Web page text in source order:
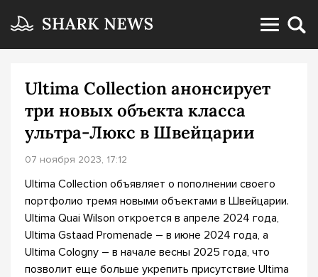
Ultima Collection анонсирует
три новых объекта класса
ультра-Люкс в Швейцарии
07 ноября 2023, 17:12
Ultima Collection объявляет о пополнении своего
портфолио тремя новыми объектами в Швейцарии.
Ultima Quai Wilson откроется в апреле 2024 года,
Ultima Gstaad Promenade – в июне 2024 года, а
Ultima Cologny – в начале весны 2025 года, что
позволит еще больше укрепить присутствие Ultima